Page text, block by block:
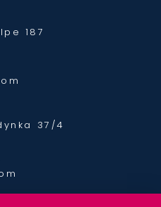
187
37/4